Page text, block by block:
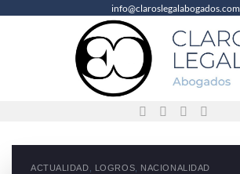
info@claroslegalabogados.com
ACTUALIDAD LOGROS NACIONALIDAD